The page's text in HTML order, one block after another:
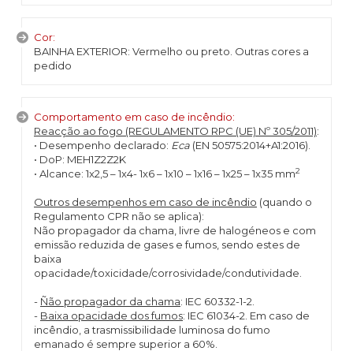
Cor:
BAINHA EXTERIOR: Vermelho ou preto. Outras cores a
pedido
Comportamento em caso de incêndio:
Reacção ao fogo (REGULAMENTO RPC (UE) Nº 305/2011):
• Desempenho declarado: Eca (EN 50575:2014+A1:2016).
• DoP: MEH1Z2Z2K
• Alcance: 1x2,5 – 1x4- 1x6 – 1x10 – 1x16 – 1x25 – 1x35 mm2
Outros desempenhos em caso de incêndio (quando o
Regulamento CPR não se aplica):
Não propagador da chama, livre de halogéneos e com
emissão reduzida de gases e fumos, sendo estes de
baixa
opacidade/toxicidade/corrosividade/condutividade.
- Ñão propagador da chama: IEC 60332-1-2.
- Baixa opacidade dos fumos: IEC 61034-2. Em caso de
incêndio, a trasmissibilidade luminosa do fumo
emanado é sempre superior a 60%.